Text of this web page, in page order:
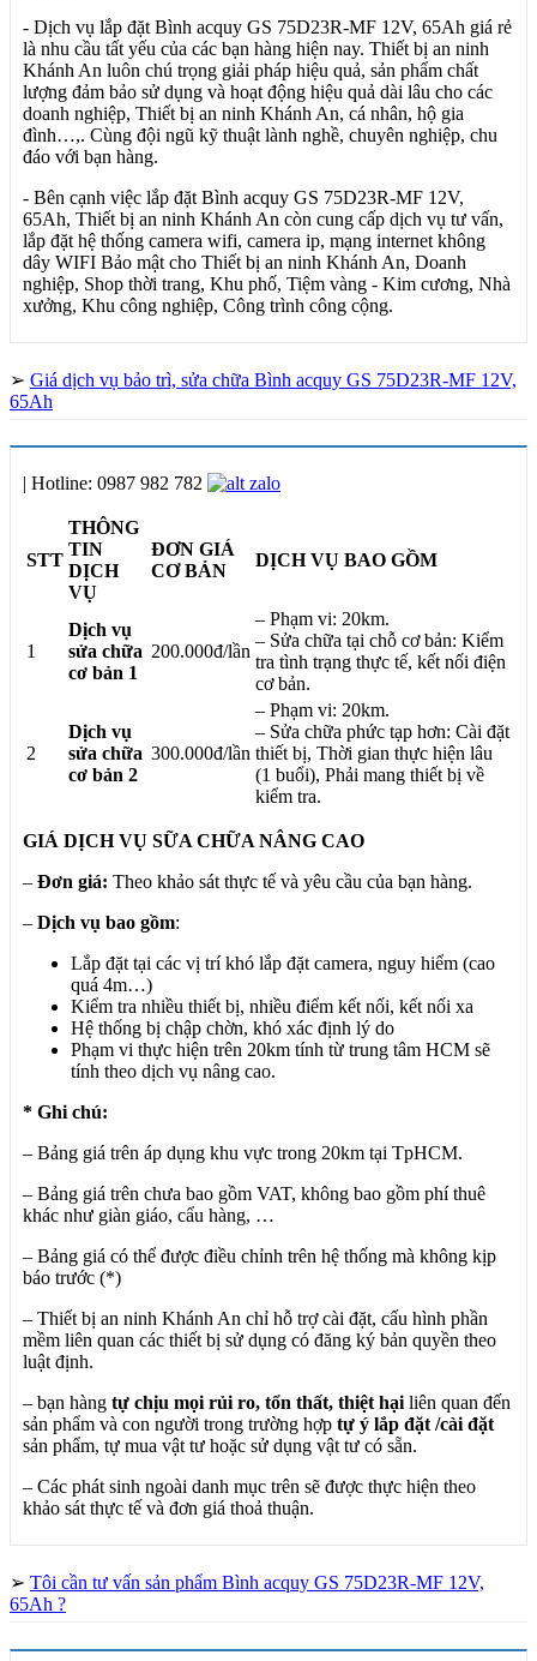
- Dịch vụ lắp đặt Bình acquy GS 75D23R-MF 12V, 65Ah giá rẻ
là nhu cầu tất yếu của các bạn hàng hiện nay. Thiết bị an ninh
Khánh An luôn chú trọng giải pháp hiệu quả, sản phẩm chất
lượng đảm bảo sử dụng và hoạt động hiệu quả dài lâu cho các
doanh nghiệp, Thiết bị an ninh Khánh An, cá nhân, hộ gia
đình…,. Cùng đội ngũ kỹ thuật lành nghề, chuyên nghiệp, chu
đáo với bạn hàng.
- Bên cạnh việc lắp đặt Bình acquy GS 75D23R-MF 12V,
65Ah, Thiết bị an ninh Khánh An còn cung cấp dịch vụ tư vấn,
lắp đặt hệ thống camera wifi, camera ip, mạng internet không
dây WIFI Bảo mật cho Thiết bị an ninh Khánh An, Doanh
nghiệp, Shop thời trang, Khu phố, Tiệm vàng - Kim cương, Nhà
xưởng, Khu công nghiệp, Công trình công cộng.
➢ Giá dịch vụ bảo trì, sửa chữa Bình acquy GS 75D23R-MF 12V,
65Ah
| Hotline: 0987 982 782
STT
THÔNG
TIN
DỊCH
VỤ
ĐƠN GIÁ
CƠ BẢN
DỊCH VỤ BAO GỒM
1
Dịch vụ
sửa chữa
cơ bản 1
200.000đ/lần
– Phạm vi: 20km.
– Sửa chữa tại chỗ cơ bản: Kiểm
tra tình trạng thực tế, kết nối điện
cơ bản.
2
Dịch vụ
sửa chữa
cơ bản 2
300.000đ/lần
– Phạm vi: 20km.
– Sửa chữa phức tạp hơn: Cài đặt
thiết bị, Thời gian thực hiện lâu
(1 buổi), Phải mang thiết bị về
kiểm tra.
GIÁ DỊCH VỤ SỮA CHỮA NÂNG CAO
– Đơn giá: Theo khảo sát thực tế và yêu cầu của bạn hàng.
– Dịch vụ bao gồm:
Lắp đặt tại các vị trí khó lắp đặt camera, nguy hiểm (cao
quá 4m…)
Kiểm tra nhiều thiết bị, nhiều điểm kết nối, kết nối xa
Hệ thống bị chập chờn, khó xác định lý do
Phạm vi thực hiện trên 20km tính từ trung tâm HCM sẽ
tính theo dịch vụ nâng cao.
* Ghi chú:
– Bảng giá trên áp dụng khu vực trong 20km tại TpHCM.
– Bảng giá trên chưa bao gồm VAT, không bao gồm phí thuê
khác như giàn giáo, cẩu hàng, …
– Bảng giá có thể được điều chỉnh trên hệ thống mà không kịp
báo trước (*)
– Thiết bị an ninh Khánh An chỉ hỗ trợ cài đặt, cấu hình phần
mềm liên quan các thiết bị sử dụng có đăng ký bản quyền theo
luật định.
– bạn hàng tự chịu mọi rủi ro, tổn thất, thiệt hại liên quan đến
sản phẩm và con người trong trường hợp tự ý lắp đặt /cài đặt
sản phẩm, tự mua vật tư hoặc sử dụng vật tư có sẵn.
– Các phát sinh ngoài danh mục trên sẽ được thực hiện theo
khảo sát thực tế và đơn giá thoả thuận.
➢ Tôi cần tư vấn sản phẩm Bình acquy GS 75D23R-MF 12V,
65Ah ?